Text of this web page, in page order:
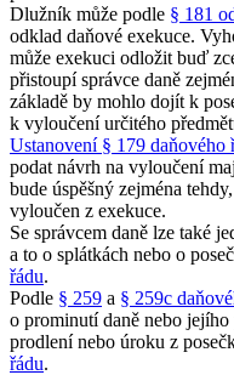
Dlužník může podle § 181
odklad daňové exekuce.
může exekuci odložit buď
přistoupí správce daně
základě by mohlo dojít k
k vyloučení určitého
Ustanovení § 179 daňového
podat návrh na vyloučení
bude úspěšný zejména
vyloučen z exekuce.
Se správcem daně lze také
a to o splátkách nebo o
řádu.
Podle § 259 a § 259c
o prominutí daně nebo
prodlení nebo úroku z
řádu.